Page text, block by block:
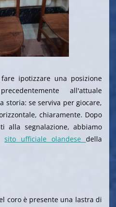
ipotizzare una posizione
all'attuale
storia: se serviva per giocare,
chiaramente. Dopo
alla segnalazione, abbiamo
sito ufficiale olandesedella
coro è presente una lastra di